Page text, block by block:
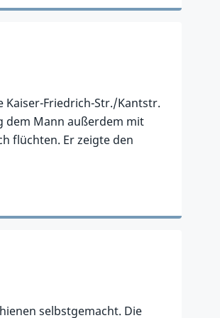
Kaiser-Friedrich-Str./Kantstr.
dem Mann außerdem mit
flüchten. Er zeigte den
selbstgemacht. Die